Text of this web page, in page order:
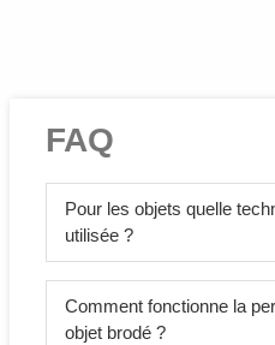
FAQ
Pour les objets quelle
utilisée ?
Comment fonctionne la
objet brodé ?